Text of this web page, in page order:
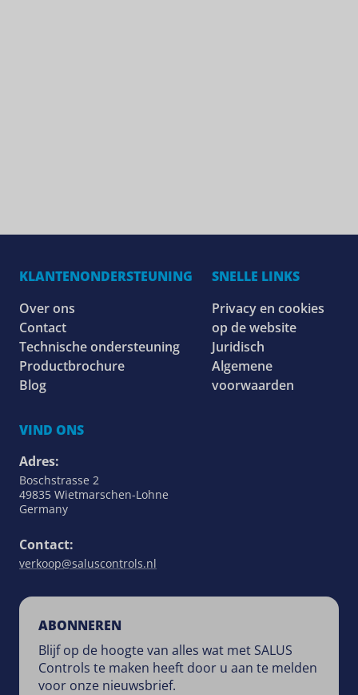
KLANTENONDERSTEUNING
Over ons
Contact
Technische ondersteuning
Productbrochure
Blog
SNELLE LINKS
Privacy en cookies
op de website
Juridisch
Algemene
voorwaarden
VIND ONS
Adres:
Boschstrasse 2
49835 Wietmarschen-Lohne
Germany
Contact:
verkoop@saluscontrols.nl
ABONNEREN
Blijf op de hoogte van alles wat met SALUS
Controls te maken heeft door u aan te melden
voor onze nieuwsbrief.